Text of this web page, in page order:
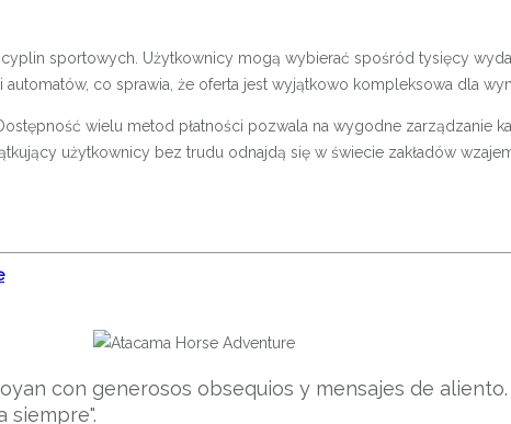
sportowych. Użytkownicy mogą wybierać spośród tysięcy
automatów, co sprawia, że oferta jest wyjątkowo kompleksowa dla
wielu metod płatności pozwala na wygodne zarządzanie
użytkownicy bez trudu odnajdą się w świecie zakładów
con generosos obsequios y mensajes de
siempre".